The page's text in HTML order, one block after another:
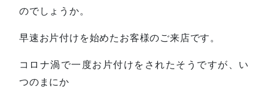
のでしょうか。
早速お片付けを始めたお客様のご来店です。
コロナ渦で一度お片付けをされたそうですが、い
つのまにか